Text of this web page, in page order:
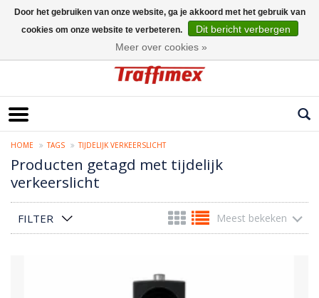
HOME TAGS TIJDELIJK VERKEERSLICHT
Producten getagd met tijdelijk
verkeerslicht
FILTER Meest bekeken
Door het gebruiken van onze website, ga je akkoord met het gebruik van
cookies om onze website te verbeteren.
Dit bericht verbergen
Meer over cookies »